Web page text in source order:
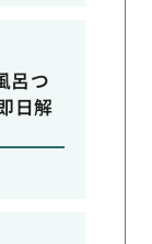
呂つ
日解